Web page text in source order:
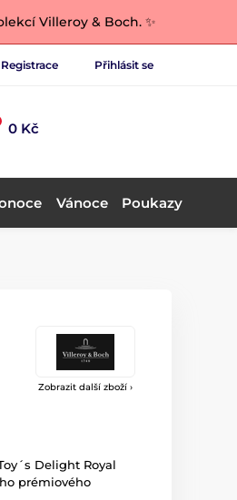
Villeroy & Boch. ✨
Registrace Přihlásit se
0 Kč
Vánoce Poukazy
Zobrazit další zboží ›
Delight Royal
prémiového